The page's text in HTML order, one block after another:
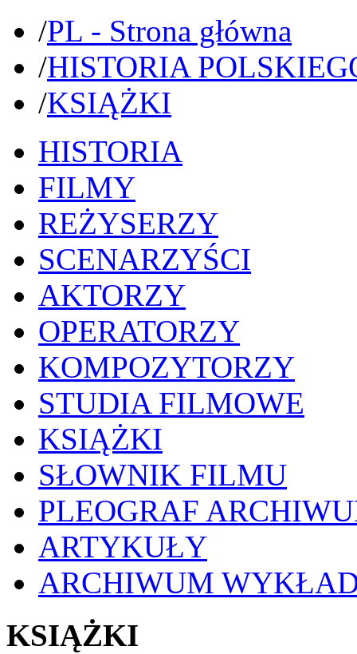
/PL - Strona główna
/HISTORIA
/KSIĄŻKI
HISTORIA
FILMY
REŻYSERZY
SCENARZYŚCI
AKTORZY
OPERATORZY
KOMPOZYTORZY
STUDIA FILMOWE
KSIĄŻKI
SŁOWNIK FILMU
PLEOGRAF
ARTYKUŁY
ARCHIWUM
KSIĄŻKI